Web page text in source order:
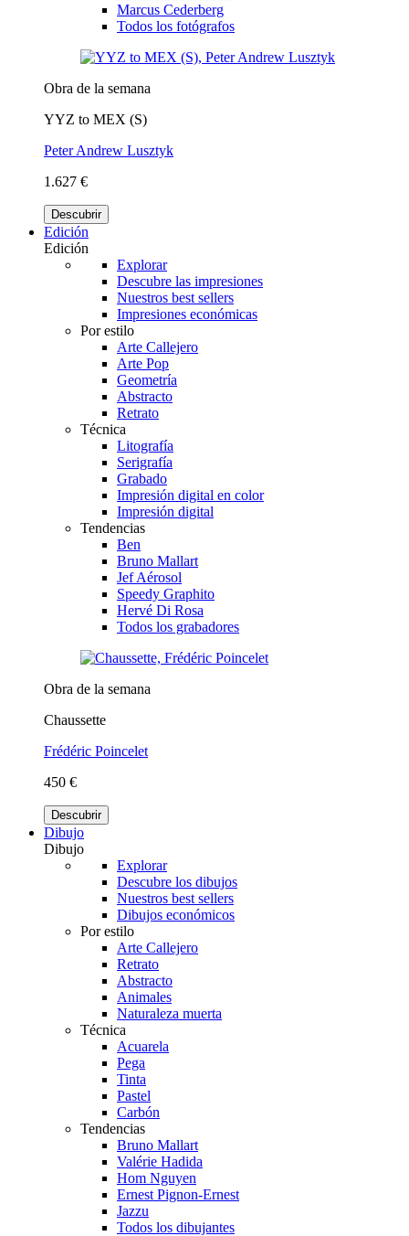
Marcus Cederberg
Todos los fotógrafos
Obra de la semana
YYZ to MEX (S)
Peter Andrew Lusztyk
1.627 €
Descubrir
Edición
Edición
Explorar
Descubre las impresiones
Nuestros best sellers
Impresiones económicas
Por estilo
Arte Callejero
Arte Pop
Geometría
Abstracto
Retrato
Técnica
Litografía
Serigrafía
Grabado
Impresión digital en color
Impresión digital
Tendencias
Ben
Bruno Mallart
Jef Aérosol
Speedy Graphito
Hervé Di Rosa
Todos los grabadores
Obra de la semana
Chaussette
Frédéric Poincelet
450 €
Descubrir
Dibujo
Dibujo
Explorar
Descubre los dibujos
Nuestros best sellers
Dibujos económicos
Por estilo
Arte Callejero
Retrato
Abstracto
Animales
Naturaleza muerta
Técnica
Acuarela
Pega
Tinta
Pastel
Carbón
Tendencias
Bruno Mallart
Valérie Hadida
Hom Nguyen
Ernest Pignon-Ernest
Jazzu
Todos los dibujantes